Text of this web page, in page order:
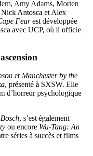
Amy Adams, Morten
Antosca et Alex
Fearest développée
avec UCP, où il officie
et Manchester by the
, présenté à SXSW. Elle
d’horreur psychologique
Bosch, s’est également
ou encore Wu-Tang: An
séries à succès et films